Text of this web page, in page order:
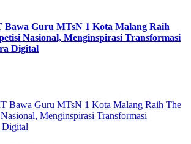
Bawa Guru MTsN 1 Kota Malang Raih
Nasional, Menginspirasi Transformasi
Digital